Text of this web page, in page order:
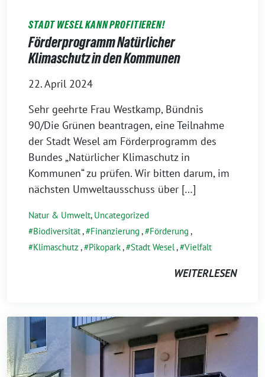
STADT WESEL KANN PROFITIEREN!
Förderprogramm Natürlicher
Klimaschutz in den Kommunen
22. April 2024
Sehr geehrte Frau Westkamp, Bündnis
90/Die Grünen beantragen, eine Teilnahme
der Stadt Wesel am Förderprogramm des
Bundes „Natürlicher Klimaschutz in
Kommunen“ zu prüfen. Wir bitten darum, im
nächsten Umweltausschuss über […]
Natur & Umwelt, Uncategorized
Biodiversität, Finanzierung , Förderung ,
Klimaschutz , Pikopark, Stadt Wesel, Vielfalt
WEITERLESEN